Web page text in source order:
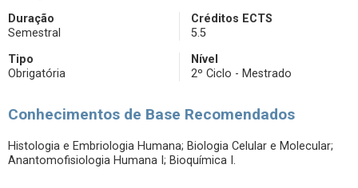
Duração
Semestral
Créditos ECTS
5.5
Tipo
Obrigatória
Nível
2º Ciclo - Mestrado
Conhecimentos de Base Recomendados
Histologia e Embriologia Humana; Biologia Celular e Molecular;
Anantomofisiologia Humana I; Bioquímica I.